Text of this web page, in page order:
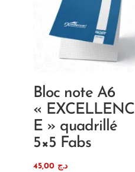
Bloc note A6
« EXCELLENC
E » quadrillé
5×5 Fabs
د.ج